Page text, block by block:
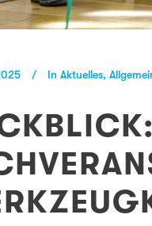
In Aktuelles,